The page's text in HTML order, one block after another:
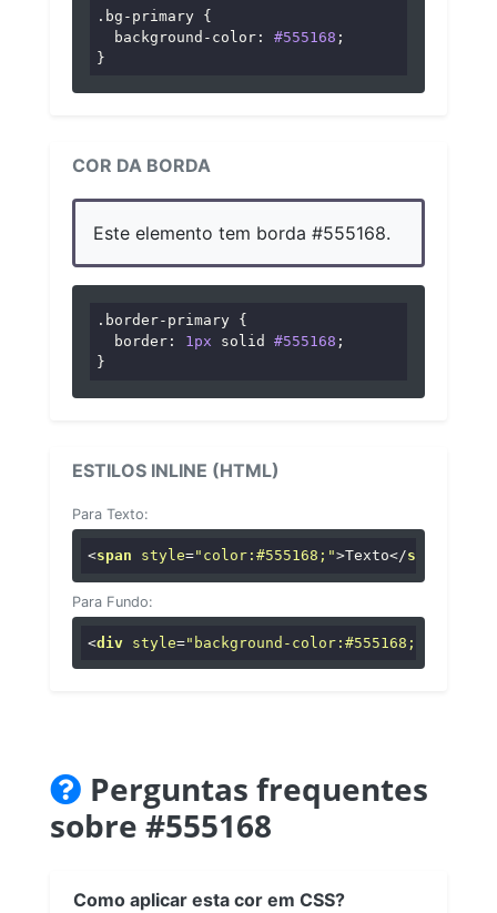
.bg-primary {
background-color : #555168 ;
}
COR DA BORDA
Este elemento tem borda #555168.
.border-primary {
border : 1px solid #555168 ;
}
ESTILOS INLINE (HTML)
Para Texto:
<span style="color:#555168;">Texto</span
Para Fundo:
<div style="background-color:#555168;"
Perguntas frequentes
sobre #555168
Como aplicar esta cor em CSS?